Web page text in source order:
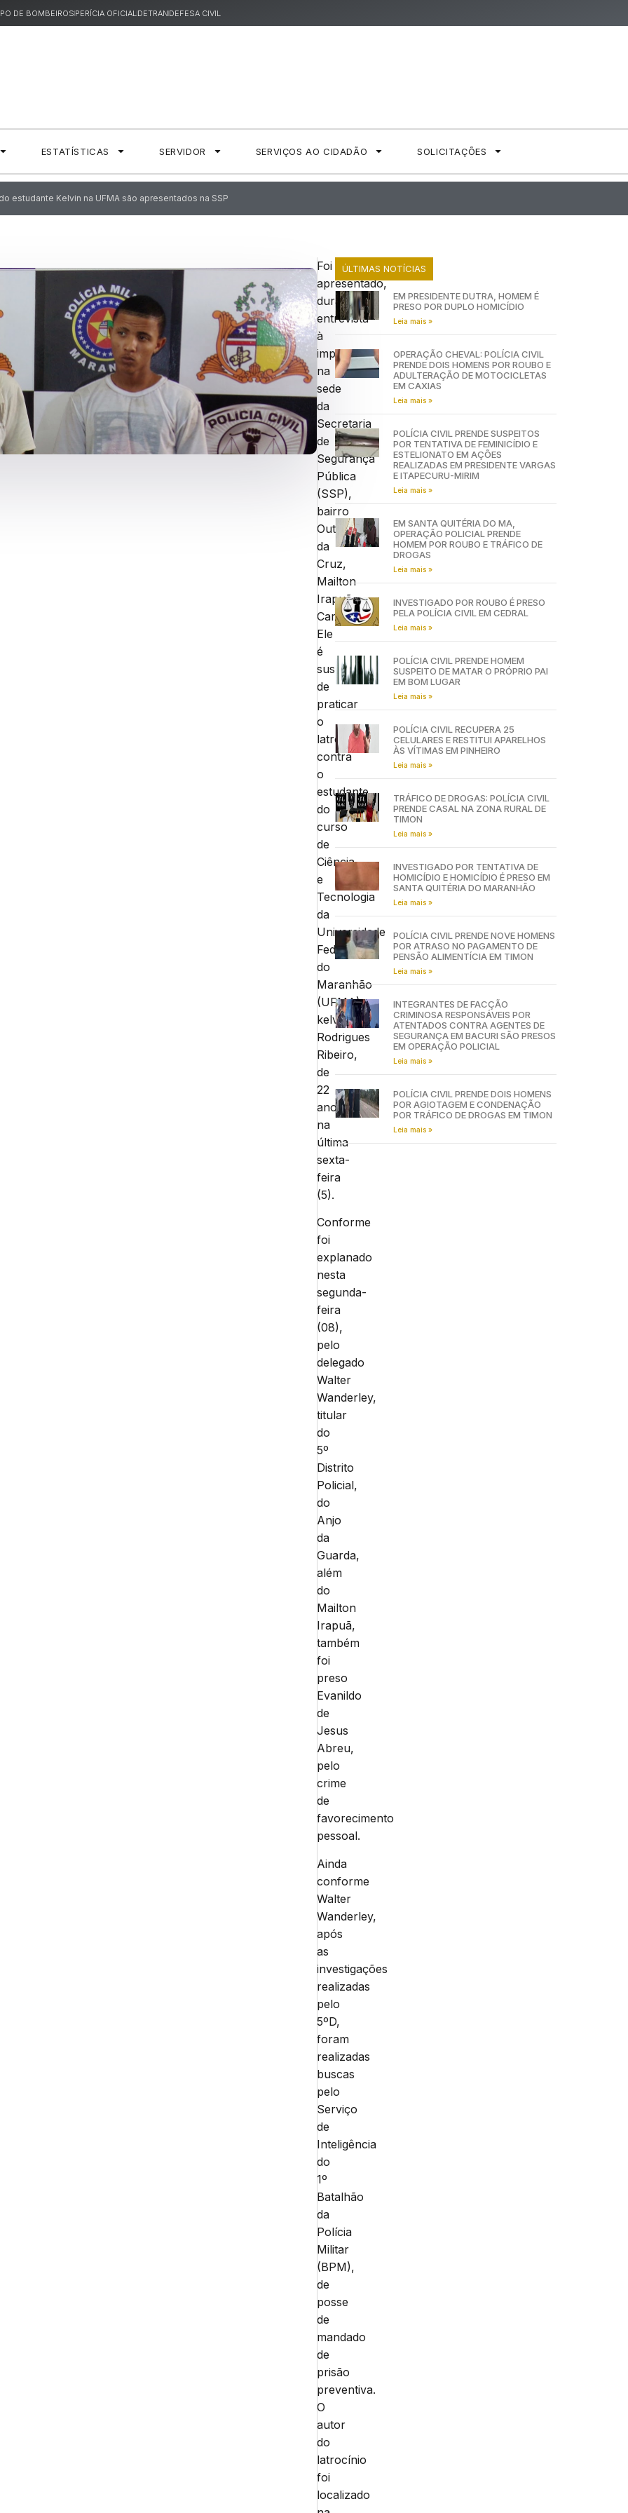
DE BOMBEIROSPERÍCIA OFICIALDETRANDEFESA CIVIL
ESTATÍSTICAS SERVIDOR SERVIÇOS AO CIDADÃO SOLICITAÇÕES
estudante Kelvin na UFMA são apresentados na SSP
Foi
apresentado,
durante
entrevista
à
imprensa,
na
sede
da
Secretaria
de
Segurança
Pública
(SSP),
bairro
Outeiro
da
Cruz,
Mailton
Irapuã
Cardoso.
Ele
é
suspeito
de
praticar
o
latrocínio
contra
o
estudante
do
curso
de
Ciência
e
Tecnologia
da
Universidade
Federal
do
Maranhão
(UFMA),
kelvin
Rodrigues
Ribeiro,
de
22
anos,
na
última
sexta-
feira
(5).
Conforme
foi
explanado
nesta
segunda-
feira
(08),
pelo
delegado
Walter
Wanderley,
titular
do
5º
Distrito
Policial,
do
Anjo
da
Guarda,
além
do
Mailton
Irapuã,
também
foi
preso
Evanildo
de
Jesus
Abreu,
pelo
crime
de
favorecimento
pessoal.
Ainda
conforme
Walter
Wanderley,
após
as
investigações
realizadas
pelo
5ºD,
foram
realizadas
buscas
pelo
Serviço
de
Inteligência
do
1º
Batalhão
da
Polícia
Militar
(BPM),
de
posse
de
mandado
de
prisão
preventiva.
O
autor
do
latrocínio
foi
localizado
ÚLTIMAS NOTÍCIAS
EM PRESIDENTE DUTRA, HOMEM É
PRESO POR DUPLO HOMICÍDIO
Leia mais »
OPERAÇÃO CHEVAL: POLÍCIA CIVIL
PRENDE DOIS HOMENS POR ROUBO E
ADULTERAÇÃO DE MOTOCICLETAS
EM CAXIAS
Leia mais »
POLÍCIA CIVIL PRENDE SUSPEITOS
POR TENTATIVA DE FEMINICÍDIO E
ESTELIONATO EM AÇÕES
REALIZADAS EM PRESIDENTE VARGAS
E ITAPECURU-MIRIM
Leia mais »
EM SANTA QUITÉRIA DO MA,
OPERAÇÃO POLICIAL PRENDE
HOMEM POR ROUBO E TRÁFICO DE
DROGAS
Leia mais »
INVESTIGADO POR ROUBO É PRESO
PELA POLÍCIA CIVIL EM CEDRAL
Leia mais »
POLÍCIA CIVIL PRENDE HOMEM
SUSPEITO DE MATAR O PRÓPRIO PAI
EM BOM LUGAR
Leia mais »
POLÍCIA CIVIL RECUPERA 25
CELULARES E RESTITUI APARELHOS
ÀS VÍTIMAS EM PINHEIRO
Leia mais »
TRÁFICO DE DROGAS: POLÍCIA CIVIL
PRENDE CASAL NA ZONA RURAL DE
TIMON
Leia mais »
INVESTIGADO POR TENTATIVA DE
HOMICÍDIO E HOMICÍDIO É PRESO EM
SANTA QUITÉRIA DO MARANHÃO
Leia mais »
POLÍCIA CIVIL PRENDE NOVE HOMENS
POR ATRASO NO PAGAMENTO DE
PENSÃO ALIMENTÍCIA EM TIMON
Leia mais »
INTEGRANTES DE FACÇÃO
CRIMINOSA RESPONSÁVEIS POR
ATENTADOS CONTRA AGENTES DE
SEGURANÇA EM BACURI SÃO PRESOS
EM OPERAÇÃO POLICIAL
Leia mais »
POLÍCIA CIVIL PRENDE DOIS HOMENS
POR AGIOTAGEM E CONDENAÇÃO
POR TRÁFICO DE DROGAS EM TIMON
Leia mais »